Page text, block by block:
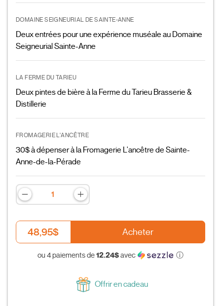
DOMAINE SEIGNEURIAL DE SAINTE-ANNE
Deux entrées pour une expérience muséale au Domaine
Seigneurial Sainte-Anne
LA FERME DU TARIEU
Deux pintes de bière à la Ferme du Tarieu Brasserie &
Distillerie
FROMAGERIE L'ANCÊTRE
30$ à dépenser à la Fromagerie L'ancêtre de Sainte-
Anne-de-la-Pérade
48,95$ Acheter
ou 4 paiements de12.24$avec ⓘ
Offrir en cadeau